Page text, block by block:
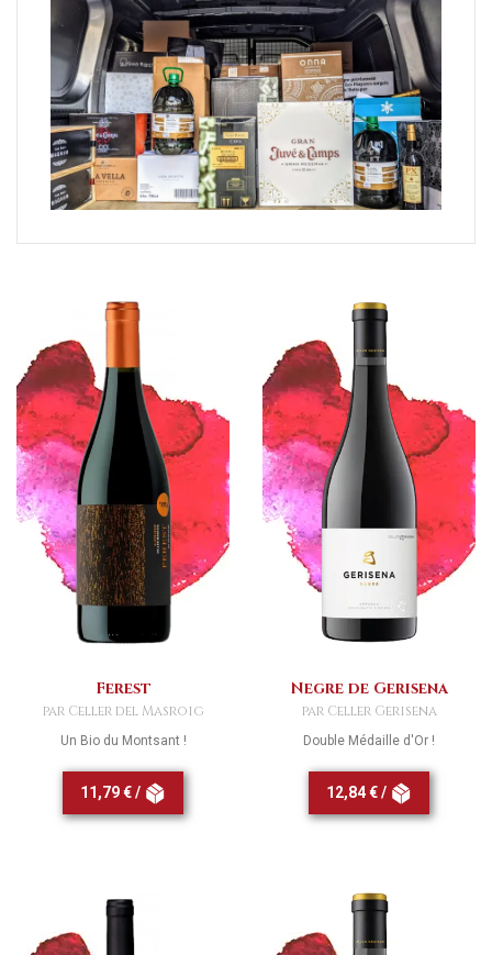
Ferest
par Celler del Masroig
Un Bio du Montsant !
11,79 € /
Negre de Gerisena
par Celler Gerisena
Double Médaille d'Or !
12,84 € /